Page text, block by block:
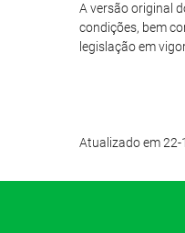
A versão original
condições, bem
legislação em
Atualizado em 22-